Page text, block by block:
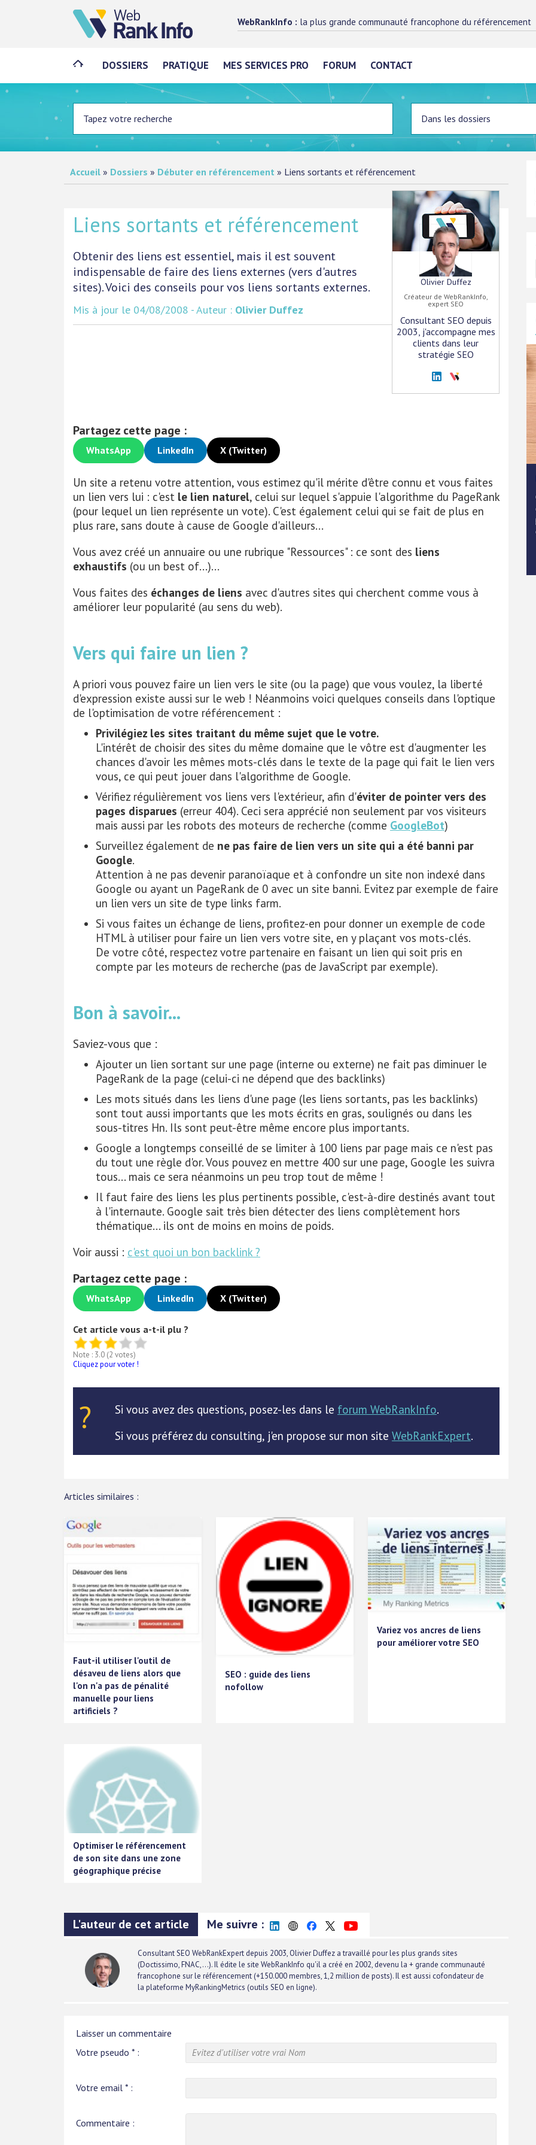
WebRankInfo : la plus grande communauté francophone du référencement
DOSSIERS PRATIQUE MES SERVICES PRO FORUM CONTACT
Accueil » Dossiers » Débuter en référencement » Liens sortants et référencement
Olivier Duffez
Créateur de WebRankInfo,
expert SEO
Consultant SEO depuis
2003, j'accompagne mes
clients dans leur
stratégie SEO
Liens sortants et référencement
Obtenir des liens est essentiel, mais il est souvent
indispensable de faire des liens externes (vers d'autres
sites). Voici des conseils pour vos liens sortants externes.
Mis à jour le 04/08/2008 - Auteur : Olivier Duffez
Partagez cette page :
WhatsApp LinkedIn X (Twitter)
Un site a retenu votre attention, vous estimez qu'il mérite d'être connu et vous faites
un lien vers lui : c'est le lien naturel, celui sur lequel s'appuie l'algorithme du PageRank
(pour lequel un lien représente un vote). C'est également celui qui se fait de plus en
plus rare, sans doute à cause de Google d'ailleurs...
Vous avez créé un annuaire ou une rubrique "Ressources" : ce sont des liens
exhaustifs (ou un best of...)...
Vous faites des échanges de liens avec d'autres sites qui cherchent comme vous à
améliorer leur popularité (au sens du web).
Vers qui faire un lien ?
A priori vous pouvez faire un lien vers le site (ou la page) que vous voulez, la liberté
d'expression existe aussi sur le web ! Néanmoins voici quelques conseils dans l'optique
de l'optimisation de votre référencement :
Privilégiez les sites traitant du même sujet que le votre.
L'intérêt de choisir des sites du même domaine que le vôtre est d'augmenter les
chances d'avoir les mêmes mots-clés dans le texte de la page qui fait le lien vers
vous, ce qui peut jouer dans l'algorithme de Google.
Vérifiez régulièrement vos liens vers l'extérieur, afin d'éviter de pointer vers des
pages disparues (erreur 404). Ceci sera apprécié non seulement par vos visiteurs
mais aussi par les robots des moteurs de recherche (comme GoogleBot)
Surveillez également de ne pas faire de lien vers un site qui a été banni par
Google.
Attention à ne pas devenir paranoïaque et à confondre un site non indexé dans
Google ou ayant un PageRank de 0 avec un site banni. Evitez par exemple de faire
un lien vers un site de type links farm.
Si vous faites un échange de liens, profitez-en pour donner un exemple de code
HTML à utiliser pour faire un lien vers votre site, en y plaçant vos mots-clés.
De votre côté, respectez votre partenaire en faisant un lien qui soit pris en
compte par les moteurs de recherche (pas de JavaScript par exemple).
Bon à savoir...
Saviez-vous que :
Ajouter un lien sortant sur une page (interne ou externe) ne fait pas diminuer le
PageRank de la page (celui-ci ne dépend que des backlinks)
Les mots situés dans les liens d'une page (les liens sortants, pas les backlinks)
sont tout aussi importants que les mots écrits en gras, soulignés ou dans les
sous-titres Hn. Ils sont peut-être même encore plus importants.
Google a longtemps conseillé de se limiter à 100 liens par page mais ce n'est pas
du tout une règle d'or. Vous pouvez en mettre 400 sur une page, Google les suivra
tous... mais ce sera néanmoins un peu trop tout de même !
Il faut faire des liens les plus pertinents possible, c'est-à-dire destinés avant tout
à l'internaute. Google sait très bien détecter des liens complètement hors
thématique... ils ont de moins en moins de poids.
Voir aussi : c'est quoi un bon backlink ?
Partagez cette page :
WhatsApp LinkedIn X (Twitter)
Cet article vous a-t-il plu ?
Note : 3.0 (2 votes)
Cliquez pour voter !
Si vous avez des questions, posez-les dans le forum WebRankInfo.
Si vous préférez du consulting, j'en propose sur mon site WebRankExpert.
Articles similaires :
Faut-il utiliser l'outil de
désaveu de liens alors que
l'on n'a pas de pénalité
manuelle pour liens
artificiels ?
SEO : guide des liens
nofollow
Variez vos ancres de liens
pour améliorer votre SEO
Optimiser le référencement
de son site dans une zone
géographique précise
L'auteur de cet article Me suivre :
Consultant SEO WebRankExpert depuis 2003, Olivier Duffez a travaillé pour les plus grands sites
(Doctissimo, FNAC,...). Il édite le site WebRankInfo qu'il a créé en 2002, devenu la + grande communauté
francophone sur le référencement (+150.000 membres, 1,2 million de posts). Il est aussi cofondateur de
la plateforme MyRankingMetrics (outils SEO en ligne).
Laisser un commentaire
Votre pseudo * :
Votre email * :
Commentaire :